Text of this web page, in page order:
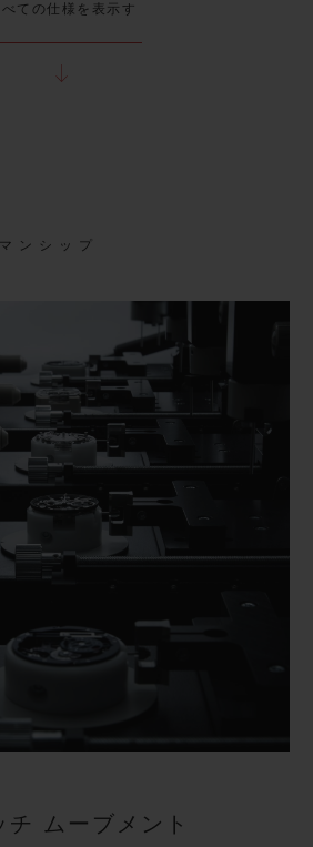
べての仕様を表示す
ンシップ
チ ムーブメント